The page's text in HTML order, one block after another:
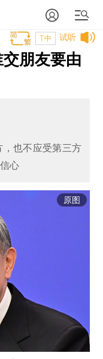
试听
T中
朋友要由
也不应受第三方
心
原图